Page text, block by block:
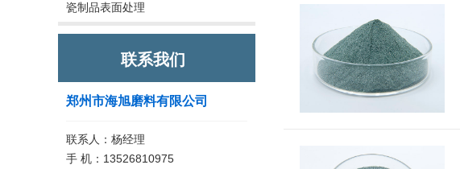
瓷制品表面处理
联系我们
郑州市海旭磨料有限公司
联系人：杨经理
手 机：13526810975